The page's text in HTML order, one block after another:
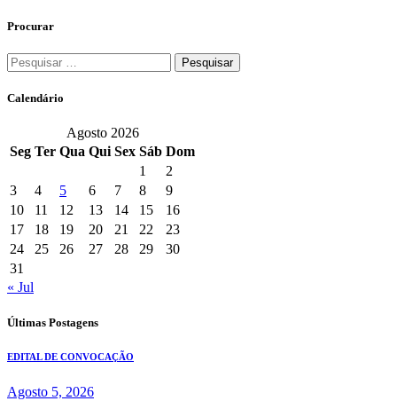
Procurar
Pesquisar
por:
Calendário
Agosto 2026
Seg Ter Qua Qui Sex Sáb Dom
1
2
3
4 5 6 7 8
9
10
11 12 13 14 15
16
17
18 19 20 21 22
23
24
25 26 27 28 29
30
31
« Jul
Últimas Postagens
EDITAL DE CONVOCAÇÃO
Agosto 5, 2026